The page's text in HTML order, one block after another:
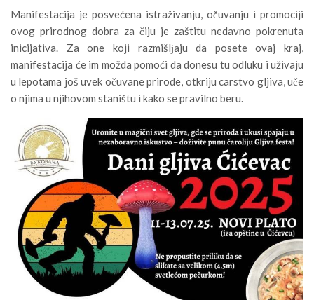
Manifestacija je posvećena istraživanju, očuvanju i promociji
ovog prirodnog dobra za čiju je zaštitu nedavno pokrenuta
inicijativa. Za one koji razmišlјaju da posete ovaj kraj,
manifestacija će im možda pomoći da donesu tu odluku i uživaju
u lepotama još uvek očuvane prirode, otkriju carstvo gljiva, uče
o njima u njihovom staništu i kako se pravilno beru.